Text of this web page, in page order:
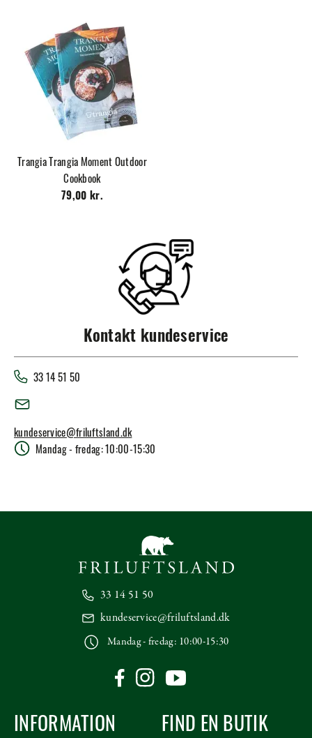
Trangia Trangia Moment Outdoor
Cookbook
79,00 kr.
Kontakt kundeservice
33 14 51 50
kundeservice@friluftsland.dk
Mandag - fredag: 10:00-15:30
33 14 51 50
kundeservice@friluftsland.dk
Mandag - fredag: 10:00-15:30
INFORMATION FIND EN BUTIK